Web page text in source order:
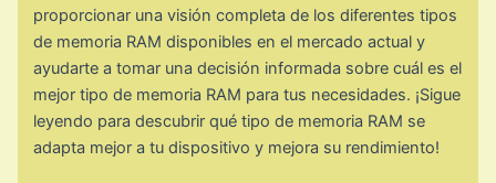
proporcionar una visión completa de los diferentes tipos
de memoria RAM disponibles en el mercado actual y
ayudarte a tomar una decisión informada sobre cuál es el
mejor tipo de memoria RAM para tus necesidades. ¡Sigue
leyendo para descubrir qué tipo de memoria RAM se
adapta mejor a tu dispositivo y mejora su rendimiento!